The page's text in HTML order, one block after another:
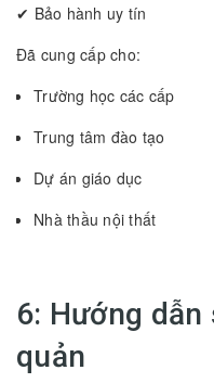
✔ Bảo hành uy tín
Đã cung cấp cho:
Trường học các cấp
Trung tâm đào tạo
Dự án giáo dục
Nhà thầu nội thất
6: Hướng dẫn
quản